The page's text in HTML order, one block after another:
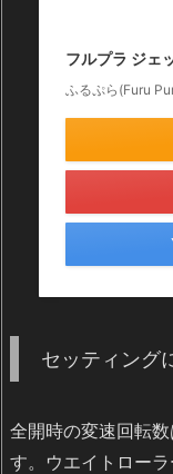
フルプラ ジェ
ふるぷら(Furu
セッティング
全開時の変速回転
す。ウエイトロー